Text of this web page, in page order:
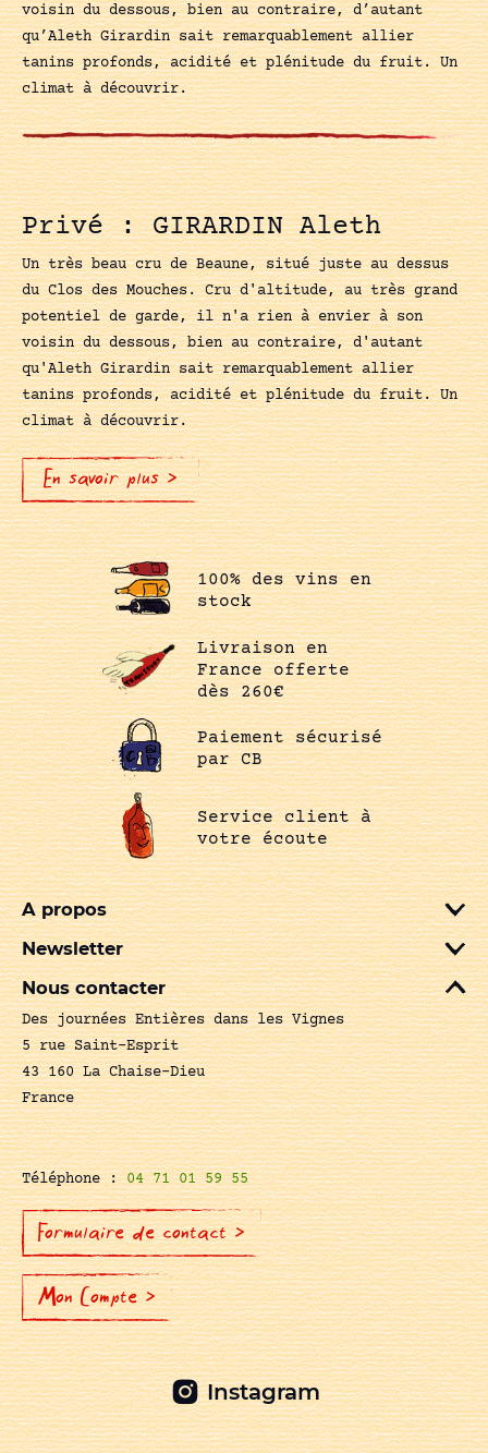
voisin du dessous, bien au contraire, d’autant
qu’Aleth Girardin sait remarquablement allier
tanins profonds, acidité et plénitude du fruit. Un
climat à découvrir.
Privé : GIRARDIN Aleth
Un très beau cru de Beaune, situé juste au dessus
du Clos des Mouches. Cru d'altitude, au très grand
potentiel de garde, il n'a rien à envier à son
voisin du dessous, bien au contraire, d'autant
qu'Aleth Girardin sait remarquablement allier
tanins profonds, acidité et plénitude du fruit. Un
climat à découvrir.
En savoir plus >
100% des vins en
stock
Livraison en
France offerte
dès 260€
Paiement sécurisé
par CB
Service client à
votre écoute
A propos
Newsletter
Nous contacter
Des journées Entières dans les Vignes
5 rue Saint-Esprit
43 160 La Chaise-Dieu
France
Téléphone :04 71 01 59 55
Formulaire de contact >
Mon Compte >
Instagram